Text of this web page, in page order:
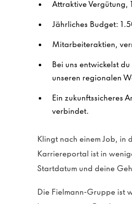
Attraktive Vergütung,
Jährliches Budget:
Mitarbeiteraktien,
Bei uns entwickelst
unseren regionalen
Ein zukunftssicheres
verbindet.
Klingt nach einem Job, in
Karriereportal ist in
Startdatum und deine
Die Fielmann-Gruppe ist